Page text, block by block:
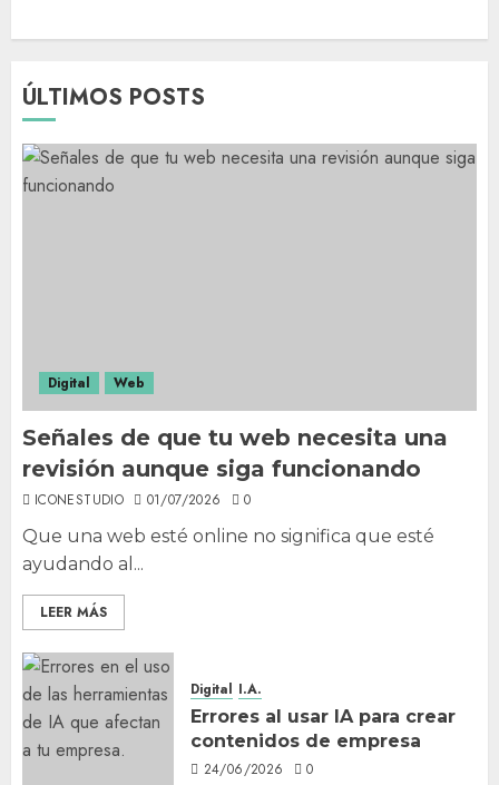
ÚLTIMOS POSTS
Digital Web
Señales de que tu web necesita una
revisión aunque siga funcionando
ICONESTUDIO 01/07/2026 0
Que una web esté online no significa que esté
ayudando al...
LEER MÁS
Digital I.A.
Errores al usar IA para crear
contenidos de empresa
24/06/2026 0